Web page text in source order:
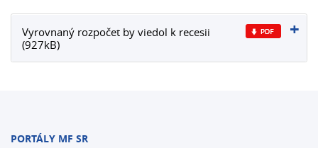
Vyrovnaný rozpočet by viedol k recesii
(927kB)
PORTÁLY MF SR